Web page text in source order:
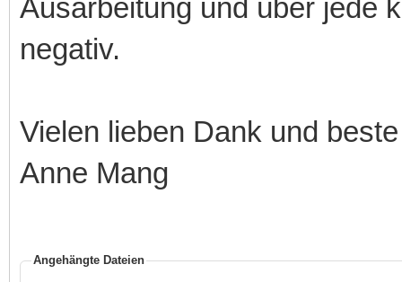
Ausarbeitung und über jede
negativ.
Vielen lieben Dank und
Anne Mang
Angehängte Dateien